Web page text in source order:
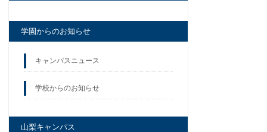
学園からのお知らせ
キャンパスニュース
学校からのお知らせ
山梨キャンパス